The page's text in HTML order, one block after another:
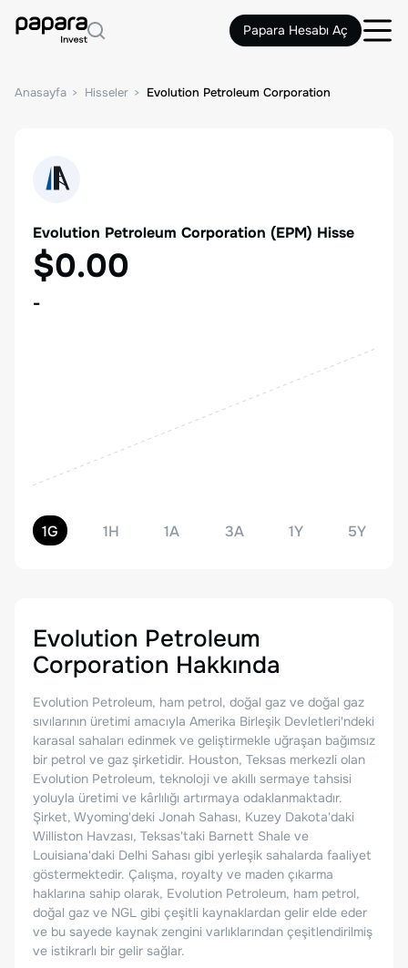
Papara Hesabı Aç
Anasayfa Hisseler Evolution Petroleum Corporation
Evolution Petroleum Corporation (EPM) Hisse
$0.00
-
1G 1H 1A 3A 1Y 5Y
Evolution Petroleum
Corporation Hakkında
Evolution Petroleum, ham petrol, doğal gaz ve doğal gaz
sıvılarının üretimi amacıyla Amerika Birleşik Devletleri'ndeki
karasal sahaları edinmek ve geliştirmekle uğraşan bağımsız
bir petrol ve gaz şirketidir. Houston, Teksas merkezli olan
Evolution Petroleum, teknoloji ve akıllı sermaye tahsisi
yoluyla üretimi ve kârlılığı artırmaya odaklanmaktadır.
Şirket, Wyoming'deki Jonah Sahası, Kuzey Dakota'daki
Williston Havzası, Teksas'taki Barnett Shale ve
Louisiana'daki Delhi Sahası gibi yerleşik sahalarda faaliyet
göstermektedir. Çalışma, royalty ve maden çıkarma
haklarına sahip olarak, Evolution Petroleum, ham petrol,
doğal gaz ve NGL gibi çeşitli kaynaklardan gelir elde eder
ve bu sayede kaynak zengini varlıklarından çeşitlendirilmiş
ve istikrarlı bir gelir sağlar.